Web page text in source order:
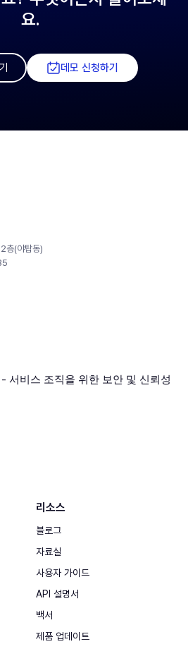
요.
데모 신청하기
층(야탑동)
리소스
블로그
자료실
사용자 가이드
API 설명서
백서
제품 업데이트